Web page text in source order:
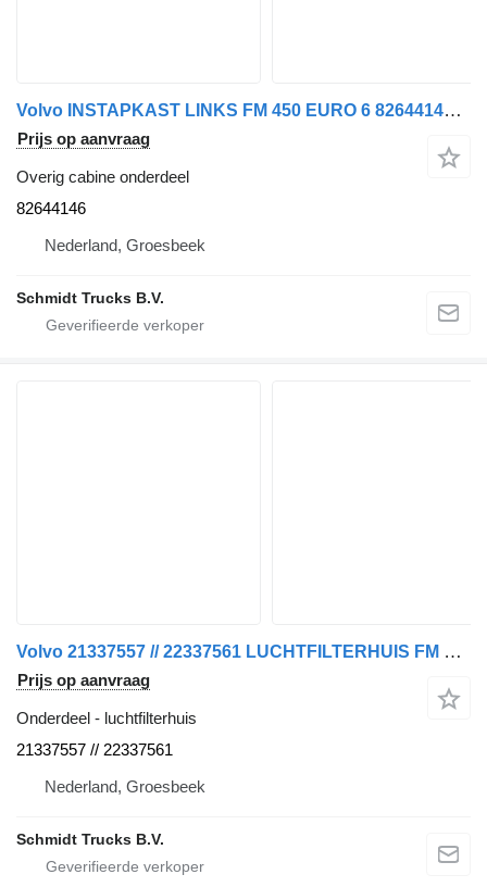
Volvo INSTAPKAST LINKS FM 450 EURO 6 82644146 voor vrachtwagen
Prijs op aanvraag
Overig cabine onderdeel
82644146
Nederland, Groesbeek
Schmidt Trucks B.V.
Volvo 21337557 // 22337561 LUCHTFILTERHUIS FM 450 EURO 6 voor vrachtwagen
Prijs op aanvraag
Onderdeel - luchtfilterhuis
21337557 // 22337561
Nederland, Groesbeek
Schmidt Trucks B.V.